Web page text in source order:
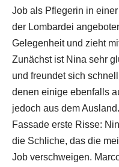
Job als Pflegerin in
der Lombardei
Gelegenheit und zieht
Zunächst ist Nina sehr
und freundet sich
denen einige ebenfalls
jedoch aus dem
Fassade erste Risse:
die Schliche, das die
Job verschweigen.